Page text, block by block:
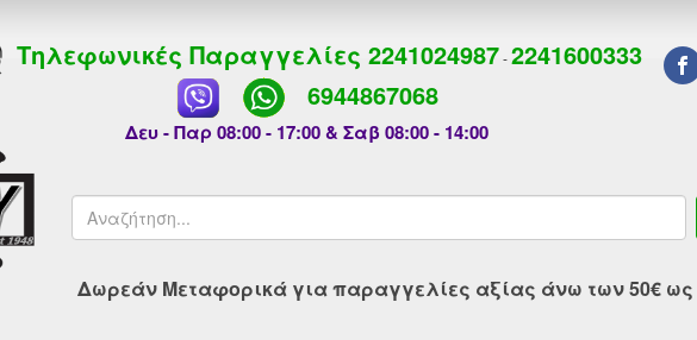
Τηλεφωνικές Παραγγελίες 2241024987-2241600333
6944867068
Δευ - Παρ 08:00 - 17:00 & Σαβ 08:00 - 14:00
Δωρεάν Μεταφορικά για παραγγελίες αξίας άνω των 50€ ως